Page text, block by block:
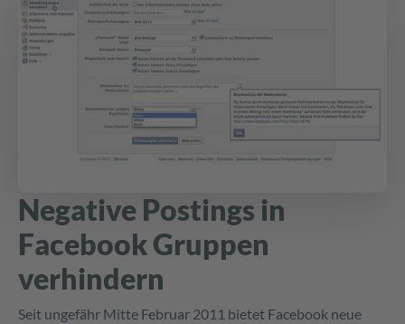
Negative Postings in
Facebook Gruppen
verhindern
Seit ungefähr Mitte Februar 2011 bietet Facebook neue